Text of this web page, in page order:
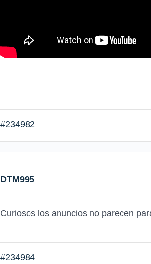
#234982
DTM995
Curiosos los anuncios no parecen
#234984